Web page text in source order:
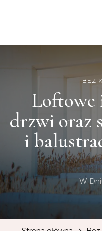
BEZ
Loftowe
drzwi oraz
i
W